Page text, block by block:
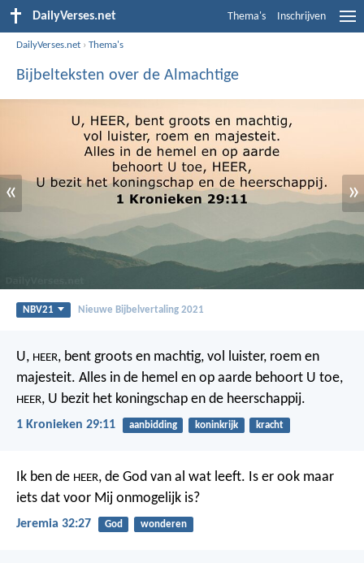
DailyVerses.net Thema's Inschrijven
DailyVerses.net ›Thema's
Bijbelteksten over de Almachtige
« »
NBV21 Nieuwe Bijbelvertaling 2021
U, HEER, bent groots en machtig, vol luister, roem en
majesteit. Alles in de hemel en op aarde behoort U toe,
HEER, U bezit het koningschap en de heerschappij.
1 Kronieken 29:11 aanbidding koninkrijk kracht
Ik ben de HEER, de God van al wat leeft. Is er ook maar
iets dat voor Mij onmogelijk is?
Jeremia 32:27 God wonderen